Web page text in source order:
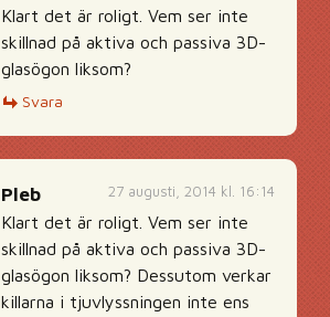
Klart det är roligt. Vem ser inte
skillnad på aktiva och passiva 3D-
glasögon liksom?
Svara
27 augusti, 2014 kl. 16:14
Pleb
Klart det är roligt. Vem ser inte
skillnad på aktiva och passiva 3D-
glasögon liksom? Dessutom verkar
killarna i tjuvlyssningen inte ens